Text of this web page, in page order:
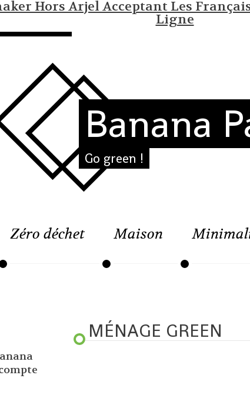
Hors Arjel Acceptant Les
Ligne
Banana
Go green !
Zéro déchet Maison
MÉNAGE GREEN